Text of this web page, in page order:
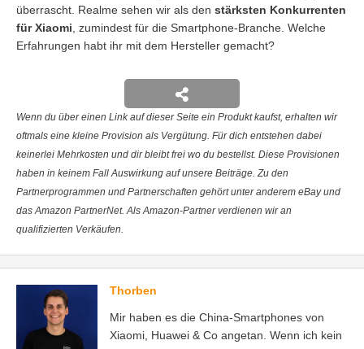
überrascht. Realme sehen wir als den stärksten Konkurrenten
für Xiaomi, zumindest für die Smartphone-Branche. Welche
Erfahrungen habt ihr mit dem Hersteller gemacht?
Wenn du über einen Link auf dieser Seite ein Produkt kaufst, erhalten wir
oftmals eine kleine Provision als Vergütung. Für dich entstehen dabei
keinerlei Mehrkosten und dir bleibt frei wo du bestellst. Diese Provisionen
haben in keinem Fall Auswirkung auf unsere Beiträge. Zu den
Partnerprogrammen und Partnerschaften gehört unter anderem eBay und
das Amazon PartnerNet. Als Amazon-Partner verdienen wir an
qualifizierten Verkäufen.
Thorben
Mir haben es die China-Smartphones von
Xiaomi, Huawei & Co angetan. Wenn ich kein